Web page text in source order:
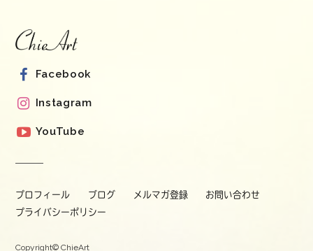
Facebook
Instagram
YouTube
プロフィール ブログ メルマガ登録
お問い合わせ
プライバシーポリシー
Copyright© ChieArt